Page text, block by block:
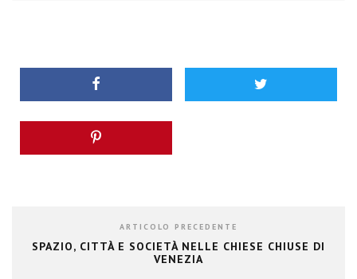
ARTICOLO PRECEDENTE
SPAZIO, CITTÀ E SOCIETÀ NELLE CHIESE CHIUSE DI
VENEZIA